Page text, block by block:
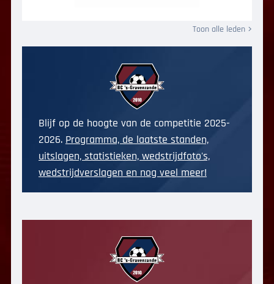
Toon alle leden
Blijf op de hoogte van de competitie 2025-
2026. Programma, de laatste standen,
uitslagen, statistieken, wedstrijdfoto's,
wedstrijdverslagen en nog veel meer!